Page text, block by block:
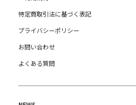
特定商取引法に基づく表記
プライバシーポリシー
お問い合わせ
よくある質問